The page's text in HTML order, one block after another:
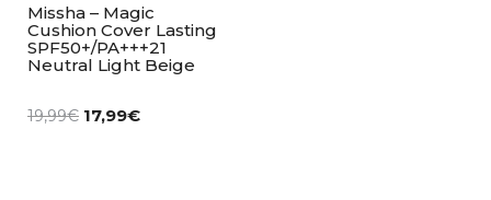
Missha – Magic
Cushion Cover Lasting
SPF50+/PA+++21
Neutral Light Beige
19,99€ 17,99€